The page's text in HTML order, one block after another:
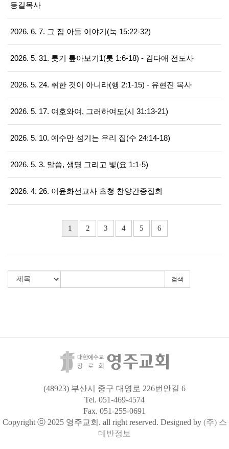
동길목사
2026. 6. 7. 그 집 아들 이야기(눅 15:22-32)
2026. 5. 31. 룻기 톺아보기1(룻 1:6-18) - 김다애 전도사
2026. 5. 24. 취한 것이 아니라(행 2:1-15) - 유현진 목사
2026. 5. 17. 여호와여, 그러하여도(시 31:13-21)
2026. 5. 10. 예수만 섬기는 우리 집(수 24:14-18)
2026. 5. 3. 말씀, 생명 그리고 빛(요 1:1-5)
2026. 4. 26. 이윤화선교사 초청 찬양간증집회
1 2 3 4 5 6
검색
(48923) 부산시 중구 대영로 226번안길 6
Tel. 051-469-4574
Fax. 051-255-0691
Copyright ⓒ 2025 영주교회. all right reserved. Designed by (주) 스
데반정보